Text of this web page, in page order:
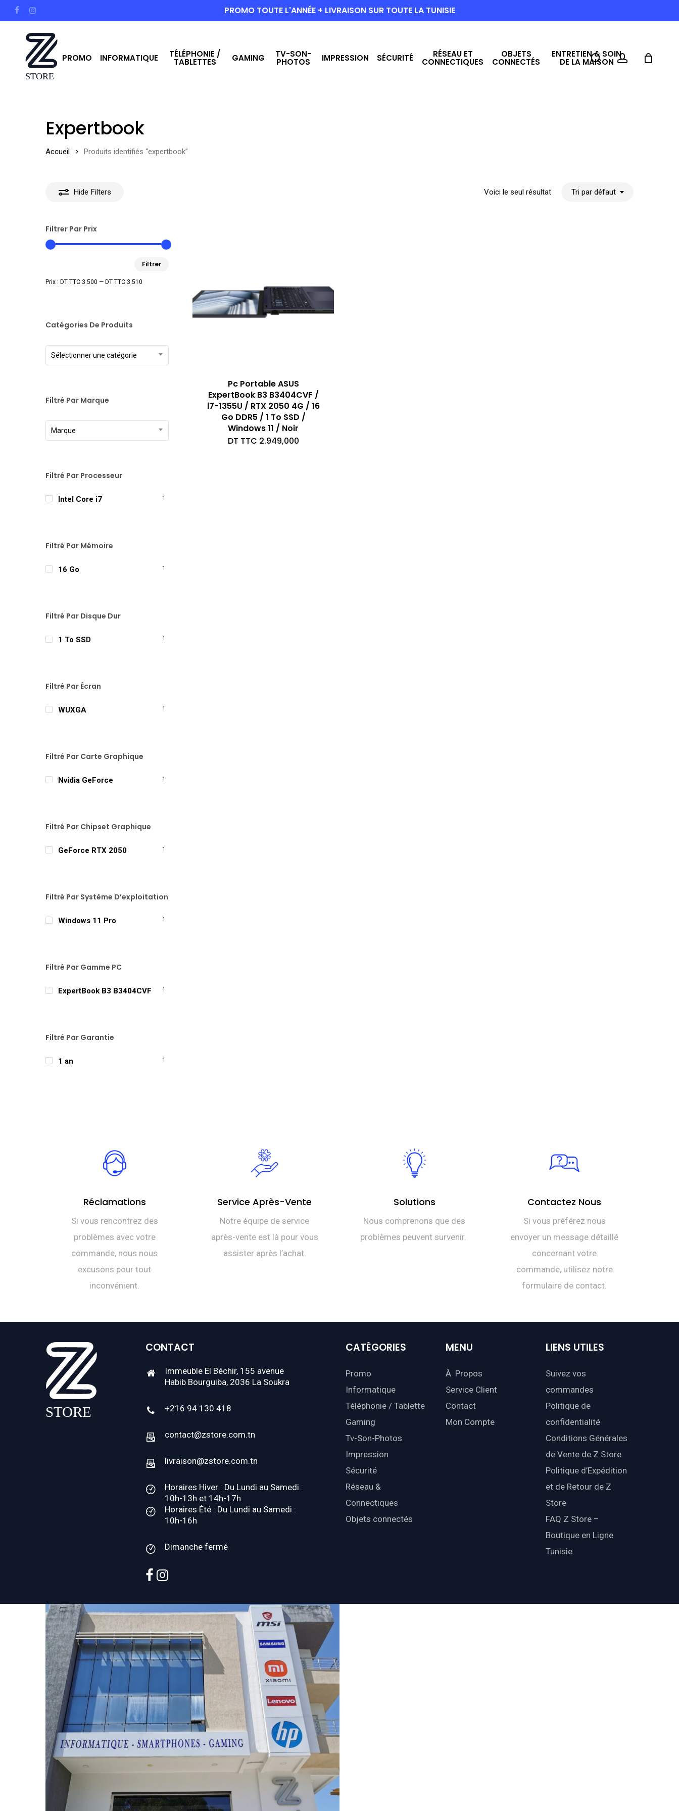
to
facebookinstagram PROMO TOUTE L'ANNÉE + LIVRAISON SUR TOUTE LA TUNISIE
PROMO INFORMATIQUE TÉLÉPHONIE /
TABLETTES GAMING TV-SON-
PHOTOS IMPRESSION SÉCURITÉ RÉSEAU ET
CONNECTIQUES
OBJETS
CONNECTÉS
ENTRETIEN & SOIN
DE LA MAISONsearchaccount
Expertbook
Accueil Produits identifiés “expertbook”
Hide Filters Voici le seul résultat Tri par défaut
Filtrer Par Prix
Filtrer
Prix : DT TTC 3.500 — DT TTC 3.510
Catégories De Produits
Sélectionner une catégorie
Filtré Par Marque
Marque
Filtré Par Processeur
Intel Core i7 1
Filtré Par Mémoire
16 Go 1
Filtré Par Disque Dur
1 To SSD 1
Filtré Par Écran
WUXGA 1
Filtré Par Carte Graphique
Nvidia GeForce 1
Filtré Par Chipset Graphique
GeForce RTX 2050 1
Filtré Par Système D’exploitation
Windows 11 Pro 1
Filtré Par Gamme PC
ExpertBook B3 B3404CVF 1
Filtré Par Garantie
1 an 1
Pc Portable ASUS
ExpertBook B3 B3404CVF /
i7-1355U / RTX 2050 4G / 16
Go DDR5 / 1 To SSD /
Windows 11 / Noir
DT TTC 2.949,000
Réclamations
Si vous rencontrez des
problèmes avec votre
commande, nous nous
excusons pour tout
inconvénient.
Service Après-Vente
Notre équipe de service
après-vente est là pour vous
assister après l’achat.
Solutions
Nous comprenons que des
problèmes peuvent survenir.
Contactez Nous
Si vous préférez nous
envoyer un message détaillé
concernant votre
commande, utilisez notre
formulaire de contact.
CONTACT
Immeuble El Béchir, 155 avenue
Habib Bourguiba, 2036 La Soukra
+216 94 130 418
contact@zstore.com.tn
livraison@zstore.com.tn
Horaires Hiver : Du Lundi au Samedi :
10h-13h et 14h-17h
Horaires Été : Du Lundi au Samedi :
10h-16h
Dimanche fermé
facebook
instagram
CATÉGORIES
Promo
Informatique
Téléphonie / Tablette
Gaming
Tv-Son-Photos
Impression
Sécurité
Réseau &
Connectiques
Objets connectés
MENU
À Propos
Service Client
Contact
Mon Compte
LIENS UTILES
Suivez vos
commandes
Politique de
confidentialité
Conditions Générales
de Vente de Z Store
Politique d’Expédition
et de Retour de Z
Store
FAQ Z Store –
Boutique en Ligne
Tunisie